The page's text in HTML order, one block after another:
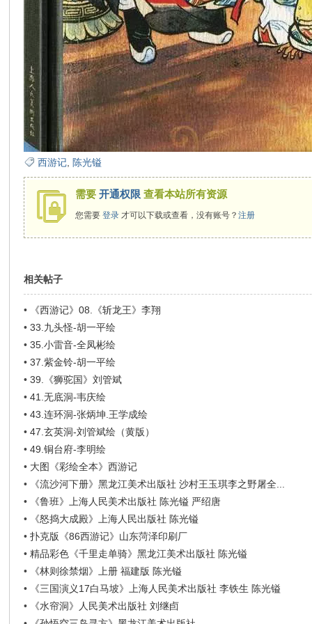
西游记 陈光镒
需要开通权限 查看本站所有资源
您需要登录 才可以下载或查看，没有账号？注册
相关帖子
•
《西游记》08.《斩龙王》李翔
•33.九头怪-胡一平绘
•35.小雷音-全凤彬绘
•37.紫金铃-胡一平绘
•39.《狮驼国》刘管斌
•41.无底洞-韦庆绘
•43.连环洞-张炳坤.王学成绘
•47.玄英洞-刘管斌绘（黄版）
•49.铜台府-李明绘
• 大图《彩绘全本》西游记
•
《流沙河下册》黑龙江美术出版社 沙村王玉琪李之野屠全...
•
《鲁班》上海人民美术出版社 陈光镒 严绍唐
•
《怒捣大成殿》上海人民出版社 陈光镒
•扑克版《86西游记》山东菏泽印刷厂
•精品彩色《千里走单骑》黑龙江美术出版社 陈光镒
•
《林则徐禁烟》上册 福建版 陈光镒
•
《三国演义17白马坡》上海人民美术出版社 李铁生 陈光镒
•
《水帘洞》人民美术出版社 刘继卣